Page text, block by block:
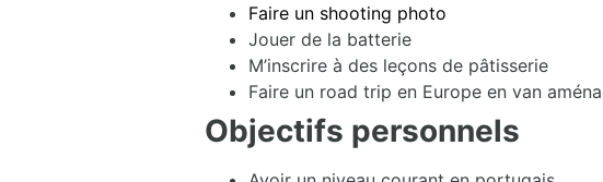
Faire un shooting photo
Jouer de la batterie
M’inscrire à des leçons de pâtisserie
Faire un road trip en Europe en van
Objectifs personnels